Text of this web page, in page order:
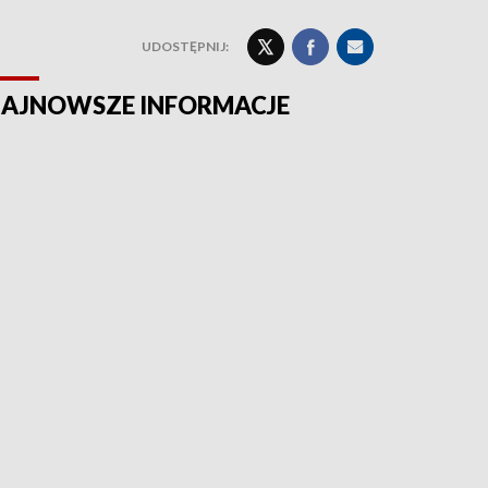
UDOSTĘPNIJ:
INFORMACJE